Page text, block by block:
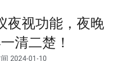
夜视功能，夜晚
清二楚！
2024-01-10